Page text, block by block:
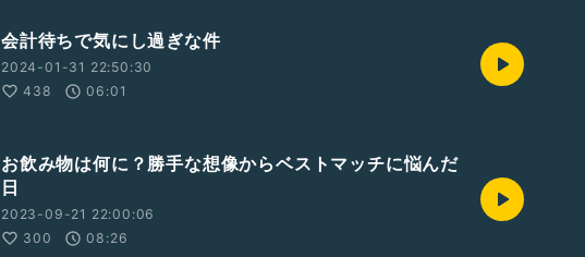
会計待ちで気にし過ぎな件
2024-01-31 22:50:30
438
06:01
お飲み物は何に？勝手な想像からベストマッチに悩んだ
日
2023-09-21 22:00:06
300
08:26